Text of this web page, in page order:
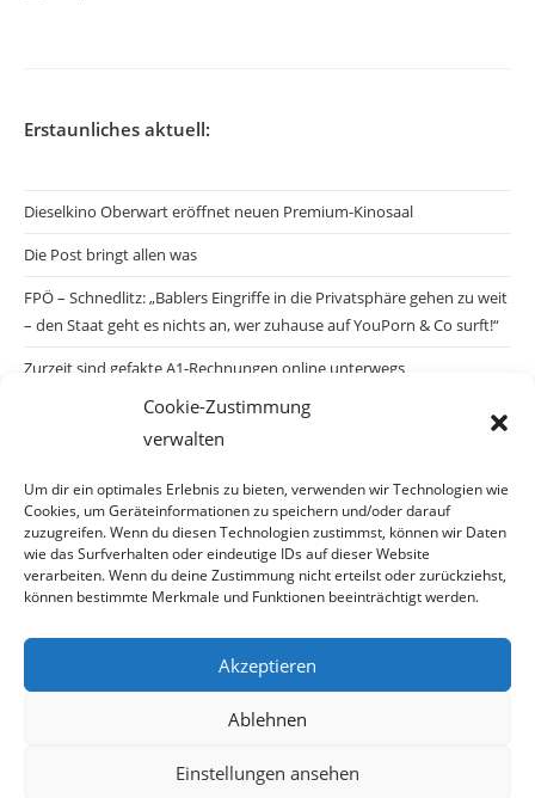
Cookie-Zustimmung
verwalten
Um dir ein optimales Erlebnis zu bieten, verwenden wir Technologien wie
Cookies, um Geräteinformationen zu speichern und/oder darauf
zuzugreifen. Wenn du diesen Technologien zustimmst, können wir Daten
wie das Surfverhalten oder eindeutige IDs auf dieser Website
verarbeiten. Wenn du deine Zustimmung nicht erteilst oder zurückziehst,
können bestimmte Merkmale und Funktionen beeinträchtigt werden.
Akzeptieren
Ablehnen
Einstellungen ansehen
Erstaunliches aktuell:
Dieselkino Oberwart eröffnet neuen Premium-Kinosaal
Die Post bringt allen was
FPÖ – Schnedlitz: „Bablers Eingriffe in die Privatsphäre gehen zu weit
– den Staat geht es nichts an, wer zuhause auf YouPorn & Co surft!“
Zurzeit sind gefakte A1-Rechnungen online unterwegs
Salzburgs Juden und ihre Sicherheit: „Erst nach einem Anschlag wäre
die Gefahr endlich konkret!“
Biologisches Wunder in Ceuta
Ein vermeintliches Abschiebemärchen
Archiv